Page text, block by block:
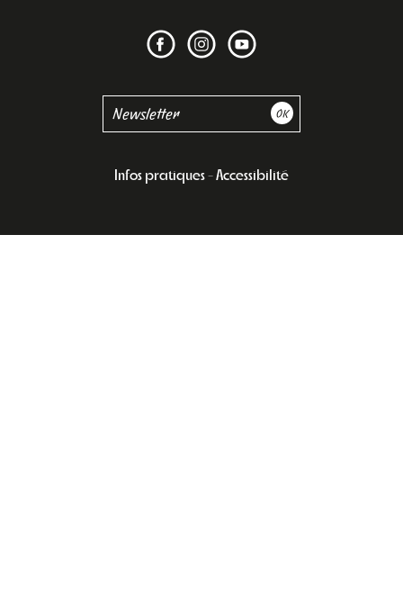
Infos pratiques Accessibilité